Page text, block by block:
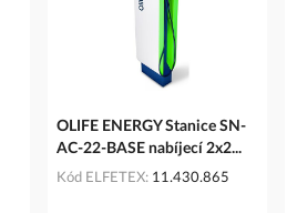
OLIFE ENERGY Stanice SN-
AC-22-BASE nabíjecí 2x2...
Kód ELFETEX 11.430.865